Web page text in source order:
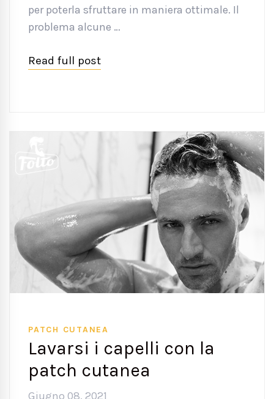
per poterla sfruttare in maniera ottimale. Il
problema alcune …
Read full post
PATCH CUTANEA
Lavarsi i capelli con la
patch cutanea
Giugno 08, 2021